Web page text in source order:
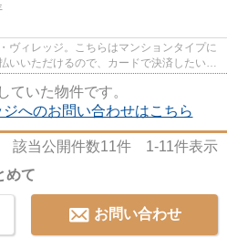
ヴィレッジ。こちらはマンションタイプに
いいただけるので、カードで決済したい方
ていた物件です。
へのお問い合わせはこちら
該当公開件数11件 1-11件表示
めて
お問い合わせ